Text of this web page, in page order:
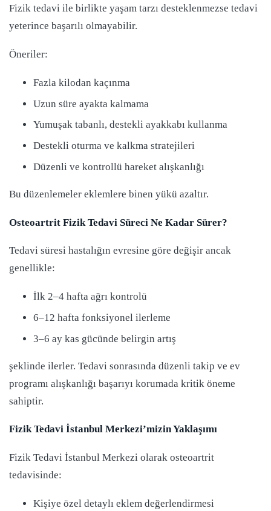
Fizik tedavi ile birlikte yaşam tarzı desteklenmezse tedavi
yeterince başarılı olmayabilir.
Öneriler:
Fazla kilodan kaçınma
Uzun süre ayakta kalmama
Yumuşak tabanlı, destekli ayakkabı kullanma
Destekli oturma ve kalkma stratejileri
Düzenli ve kontrollü hareket alışkanlığı
Bu düzenlemeler eklemlere binen yükü azaltır.
Osteoartrit Fizik Tedavi Süreci Ne Kadar Sürer?
Tedavi süresi hastalığın evresine göre değişir ancak
genellikle:
İlk 2–4 hafta ağrı kontrolü
6–12 hafta fonksiyonel ilerleme
3–6 ay kas gücünde belirgin artış
şeklinde ilerler. Tedavi sonrasında düzenli takip ve ev
programı alışkanlığı başarıyı korumada kritik öneme
sahiptir.
Fizik Tedavi İstanbul Merkezi’mizin Yaklaşımı
Fizik Tedavi İstanbul Merkezi olarak osteoartrit
tedavisinde:
Kişiye özel detaylı eklem değerlendirmesi